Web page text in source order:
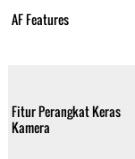
AF Features
Fitur Perangkat Keras
Kamera